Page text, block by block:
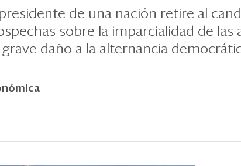
de una nación retire al
sobre la imparcialidad de las
daño a la alternancia